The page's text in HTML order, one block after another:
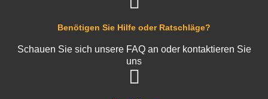
Benötigen Sie Hilfe oder Ratschläge?
Schauen Sie sich unsere FAQ an oder kontaktieren Sie
uns